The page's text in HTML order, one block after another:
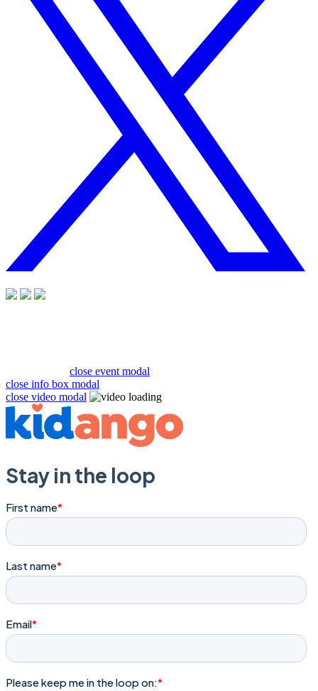
close event modal
close info box modal
close video modal